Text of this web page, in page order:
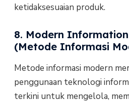
ketidaksesuaian produk.
8. Modern
(Metode Informasi
Metode informasi modern
penggunaan teknologi
terkini untuk mengelola,